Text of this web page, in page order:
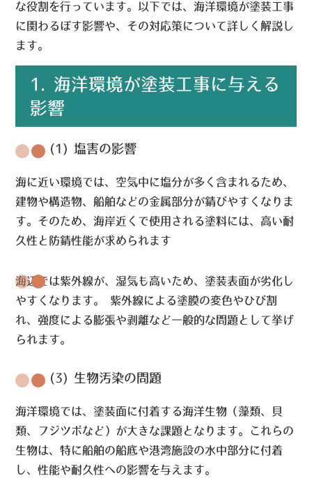
な役割を行っています。以下では、海洋環境が塗装工事
に関わるぼす影響や、その対応策について詳しく解説し
ます。
1. 海洋環境が塗装工事に与える
影響
(1) 塩害の影響
海に近い環境では、空気中に塩分が多く含まれるため、
建物や構造物、船舶などの金属部分が錆びやすくなりま
す。そのため、海岸近くで使用される塗料には、高い耐
久性と防錆性能が求められます
海辺では紫外線が、湿気も高いため、塗装表面が劣化し
やすくなります。 紫外線による塗膜の変色やひび割
れ、強度による膨張や剥離など一般的な問題として挙げ
られます。
(3) 生物汚染の問題
海洋環境では、塗装面に付着する海洋生物（藻類、貝
類、フジツボなど）が大きな課題となります。これらの
生物は、特に船舶の船底や港湾施設の水中部分に付着
し、性能や耐久性への影響を与えます。